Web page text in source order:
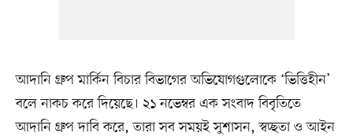
আদানি গ্রুপ মার্কিন বিচার বিভাগের অভিযোগগুলোকে ‘ভিত্তিহীন’
বলে নাকচ করে দিয়েছে। ২১ নভেম্বর এক সংবাদ বিবৃতিতে
আদানি গ্রুপ দাবি করে, তারা সব সময়ই সুশাসন, স্বচ্ছতা ও আইন